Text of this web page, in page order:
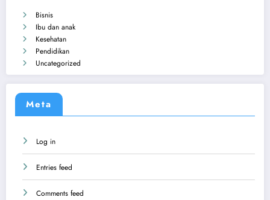
Bisnis
Ibu dan anak
Kesehatan
Pendidikan
Uncategorized
Meta
Log in
Entries feed
Comments feed